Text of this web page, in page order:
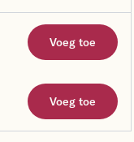
Voeg toe
Voeg toe